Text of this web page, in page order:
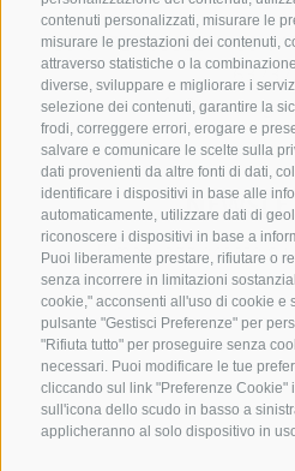
contenuti personalizzati, misurare le
misurare le prestazioni dei contenuti,
attraverso statistiche o la
diverse, sviluppare e migliorare i
selezione dei contenuti, garantire la
frodi, correggere errori, erogare e
salvare e comunicare le scelte sulla
dati provenienti da altre fonti di dati,
identificare i dispositivi in base alle
automaticamente, utilizzare dati di
riconoscere i dispositivi in base a
Puoi liberamente prestare, rifiutare o
senza incorrere in limitazioni
cookie," acconsenti all'uso di cookie e
pulsante "Gestisci Preferenze" per
"Rifiuta tutto" per proseguire senza
necessari. Puoi modificare le tue
cliccando sul link "Preferenze Cookie"
sull'icona dello scudo in basso a
applicheranno al solo dispositivo in
+39 0472 765325/+39
info@sterzing-
Rimani aggiornato